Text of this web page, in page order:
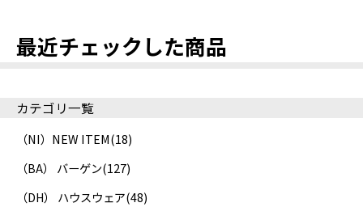
最近チェックした商品
カテゴリ一覧
（NI）NEW ITEM(18)
（BA） バーゲン(127)
（DH） ハウスウェア(48)